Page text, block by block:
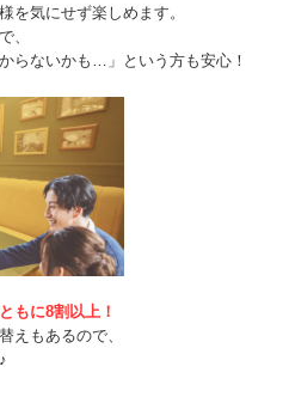
を気にせず楽しめます。
、
らないかも…」という方も安心！
もに8割以上！
えもあるので、